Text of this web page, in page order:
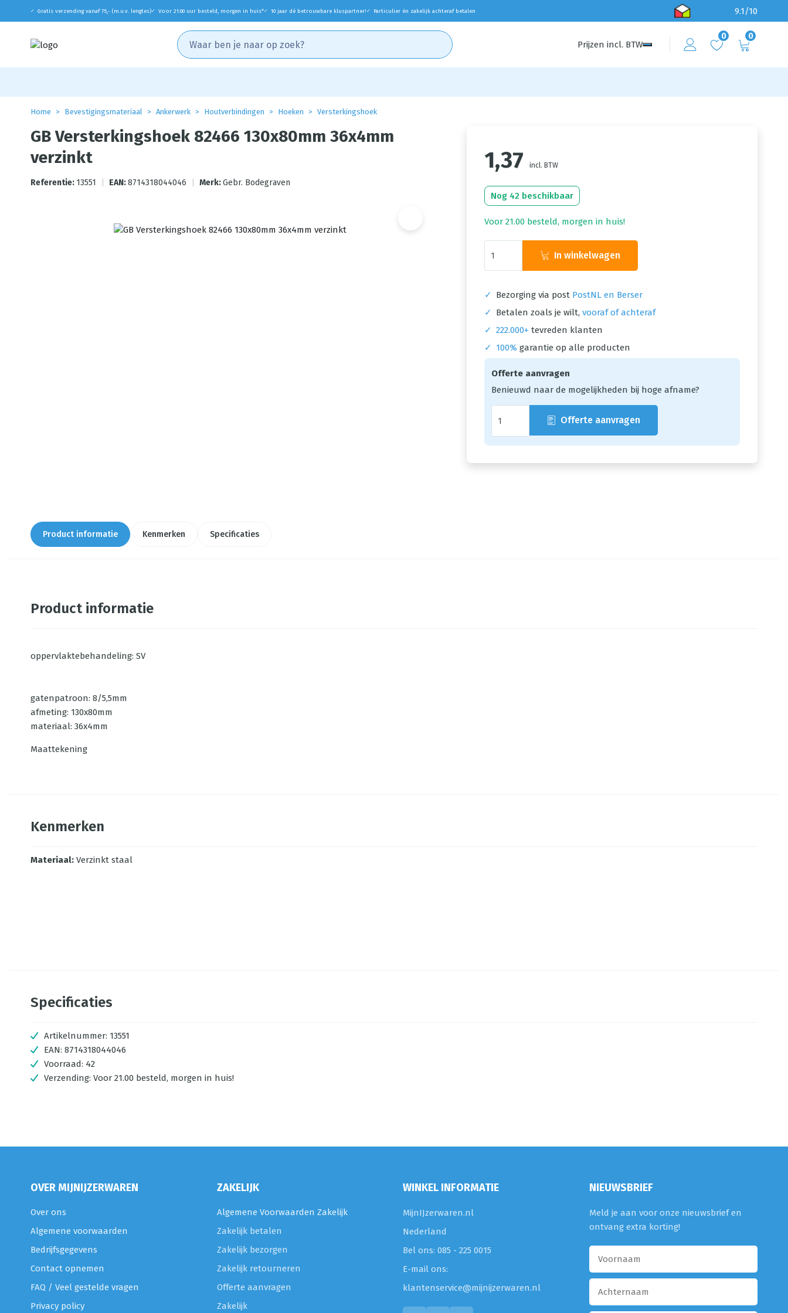
✓ Gratis verzending vanaf 75,- (m.u.v. lengtes)✓ Voor 21:00 uur besteld, morgen in huis*✓ 10 jaar dé betrouwbare kluspartner! ✓ Particulier én zakelijk achteraf betalen 9.1/10
Prijzen incl. BTW
0 0
Home Bevestigingsmateriaal Ankerwerk Houtverbindingen Hoeken Versterkingshoek
GB Versterkingshoek 82466 130x80mm 36x4mm
verzinkt
Referentie: 13551 EAN:8714318044046 Merk:Gebr. Bodegraven
1,37 incl. BTW
Nog 42 beschikbaar
Voor 21.00 besteld, morgen in huis!
In winkelwagen
✓ Bezorging via post PostNL en Berser
✓
Betalen zoals je wilt, vooraf of achteraf
✓ 222.000+ tevreden klanten
✓
100% garantie op alle producten
Offerte aanvragen
Benieuwd naar de mogelijkheden bij hoge afname?
Offerte aanvragen
Product informatie Kenmerken Specificaties
Product informatie
oppervlaktebehandeling: SV
gatenpatroon: 8/5,5mm
afmeting: 130x80mm
materiaal: 36x4mm
Maattekening
Kenmerken
Materiaal: Verzinkt staal
Specificaties
Artikelnummer: 13551
EAN: 8714318044046
Voorraad: 42
Verzending: Voor 21.00 besteld, morgen in huis!
OVER MIJNIJZERWAREN
Over ons
Algemene voorwaarden
Bedrijfsgegevens
Contact opnemen
FAQ / Veel gestelde vragen
Privacy policy
ZAKELIJK
Algemene Voorwaarden Zakelijk
Zakelijk betalen
Zakelijk bezorgen
Zakelijk retourneren
Offerte aanvragen
Zakelijk
WINKEL INFORMATIE
MijnIJzerwaren.nl
Nederland
Bel ons: 085 - 225 0015
E-mail ons:
klantenservice@mijnijzerwaren.nl
NIEUWSBRIEF
Meld je aan voor onze nieuwsbrief en
ontvang extra korting!